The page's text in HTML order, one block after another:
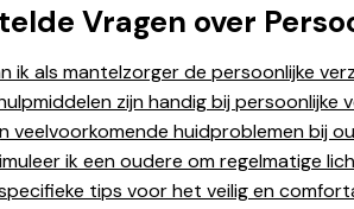
Vragen over
ik als mantelzorger de persoonlijke
zijn handig bij persoonlijke
veelvoorkomende huidproblemen bij
ik een oudere om regelmatige
tips voor het veilig en